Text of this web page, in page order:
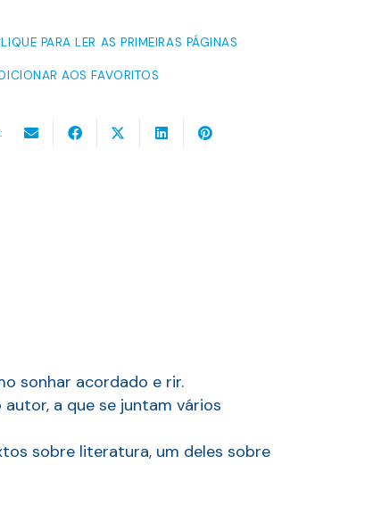
PARA LER AS PRIMEIRAS PÁGINAS
AOS FAVORITOS
sonhar acordado e rir.
a que se juntam vários
sobre literatura, um deles sobre